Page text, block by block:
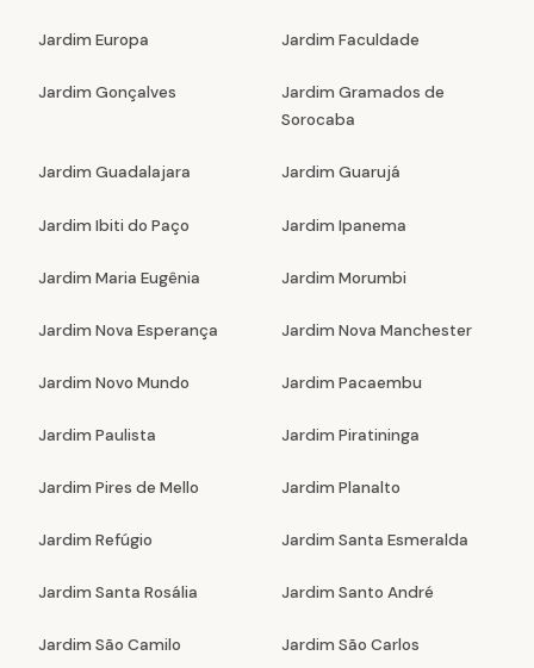
Jardim Europa Jardim Faculdade
Jardim Gonçalves
Jardim Gramados de
Sorocaba
Jardim Guadalajara Jardim Guarujá
Jardim Ibiti do Paço Jardim Ipanema
Jardim Maria Eugênia Jardim Morumbi
Jardim Nova Esperança Jardim Nova Manchester
Jardim Novo Mundo Jardim Pacaembu
Jardim Paulista Jardim Piratininga
Jardim Pires de Mello Jardim Planalto
Jardim Refúgio Jardim Santa Esmeralda
Jardim Santa Rosália Jardim Santo André
Jardim São Camilo Jardim São Carlos